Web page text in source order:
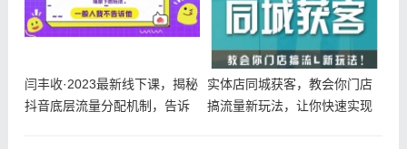
闫丰收·2023最新线下课，揭秘
抖音底层流量分配机制，告诉
实体店同城获客，教会你门店
搞流量新玩法，让你快速实现